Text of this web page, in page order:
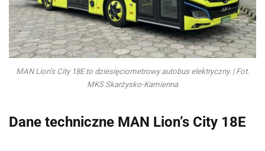
MAN Lion’s City 18E to dziesięciometrowy autobus elektryczny. | Fot.
MKS Skarżysko-Kamienna
Dane techniczne MAN Lion’s City 18E